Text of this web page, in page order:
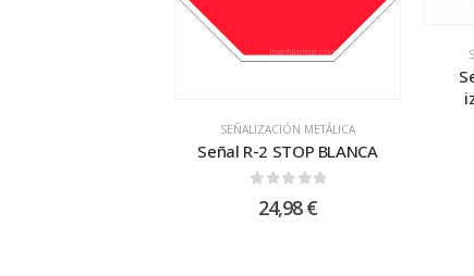
SEÑALIZACIÓN METÁLICA
Señal R-2 STOP BLANCA
24,98€